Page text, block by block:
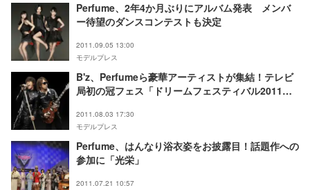
Perfume、2年4か月ぶりにアルバム発表 メンバ
ー待望のダンスコンテストも決定
2011.09.05 13:00
モデルプレス
B'z、Perfumeら豪華アーティストが集結！テレビ
局初の冠フェス「ドリームフェスティバル2011」
2011.08.03 17:30
モデルプレス
Perfume、はんなり浴衣姿をお披露目！話題作への
参加に「光栄」
2011.07.21 10:57